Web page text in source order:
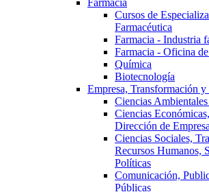
Farmacia
Cursos de
Farmacéutica
Farmacia - Industria
Farmacia - Oficina
Química
Biotecnología
Empresa, Transformación
Ciencias
Ciencias
Dirección de
Ciencias Sociales,
Recursos Humanos,
Políticas
Comunicación,
Públicas